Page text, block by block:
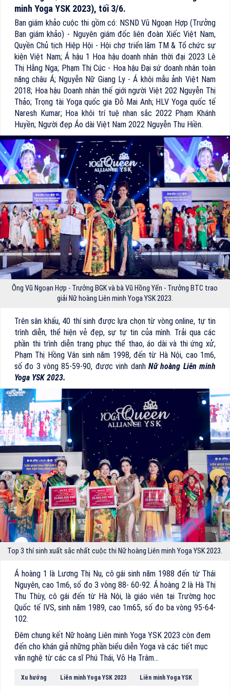
minh Yoga YSK 2023), tối 3/6.
Ban giám khảo cuộc thi gồm có: NSND Vũ Ngoạn Hợp (Trưởng
Ban giám khảo) - Nguyên giám đốc liên đoàn Xiếc Việt Nam,
Quyền Chủ tịch Hiệp Hội - Hội chợ triển lãm TM & Tổ chức sự
kiện Việt Nam; Á hậu 1 Hoa hậu doanh nhân thời đại 2023 Lê
Thị Hằng Nga; Phạm Thị Cúc - Hoa hậu Đại sứ doanh nhân toàn
năng châu Á; Nguyễn Nữ Giang Ly - Á khôi mẫu ảnh Việt Nam
2018; Hoa hậu Doanh nhân thế giới người Việt 202 Nguyễn Thị
Thảo; Trọng tài Yoga quốc gia Đỗ Mai Anh; HLV Yoga quốc tế
Naresh Kumar; Hoa khôi trí tuệ nhan sắc 2022 Phạm Khánh
Huyền; Người đẹp Áo dài Việt Nam 2022 Nguyễn Thu Hiền.
Ông Vũ Ngoạn Hợp - Trưởng BGK và bà Vũ Hồng Yến - Trưởng BTC trao
giải Nữ hoàng Liên minh Yoga YSK 2023.
Trên sân khấu, 40 thí sinh được lựa chọn từ vòng online, tự tin
trình diễn, thể hiện vẻ đẹp, sự tự tin của mình. Trải qua các
phần thi trình diễn trang phục thể thao, áo dài và thi ứng xử,
Phạm Thị Hồng Vân sinh năm 1998, đến từ Hà Nội, cao 1m6,
số đo 3 vòng 85-59-90, được vinh danh Nữ hoàng Liên minh
Yoga YSK 2023.
Top 3 thí sinh xuất sắc nhất cuộc thi Nữ hoàng Liên minh Yoga YSK 2023.
Á hoàng 1 là Lương Thị Nụ, cô gái sinh năm 1988 đến từ Thái
Nguyên, cao 1m6, số đo 3 vòng 88- 60-92. Á hoàng 2 là Hà Thị
Thu Thùy, cô gái đến từ Hà Nội, là giáo viên tại Trường học
Quốc tế IVS, sinh năm 1989, cao 1m65, số đo ba vòng 95-64-
102.
Đêm chung kết Nữ hoàng Liên minh Yoga YSK 2023 còn đem
đến cho khán giả những phần biểu diễn Yoga và các tiết mục
văn nghệ từ các ca sĩ Phú Thái, Võ Hạ Trâm…
Xu hướng Liên minh Yoga YSK 2023 Liên minh Yoga YSK